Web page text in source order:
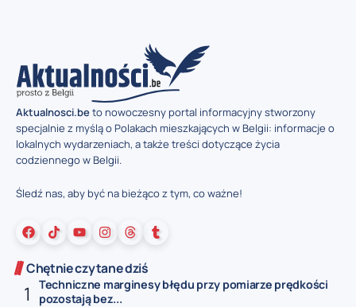
Aktualnosci.beto nowoczesny portal informacyjny stworzony
specjalnie z myślą o Polakach mieszkających w Belgii: informacje o
lokalnych wydarzeniach, a także treści dotyczące życia
codziennego w Belgii.
Śledź nas, aby być na bieżąco z tym, co ważne!
Chętnie czytane dziś
Techniczne marginesy błędu przy pomiarze prędkości
pozostają bez...